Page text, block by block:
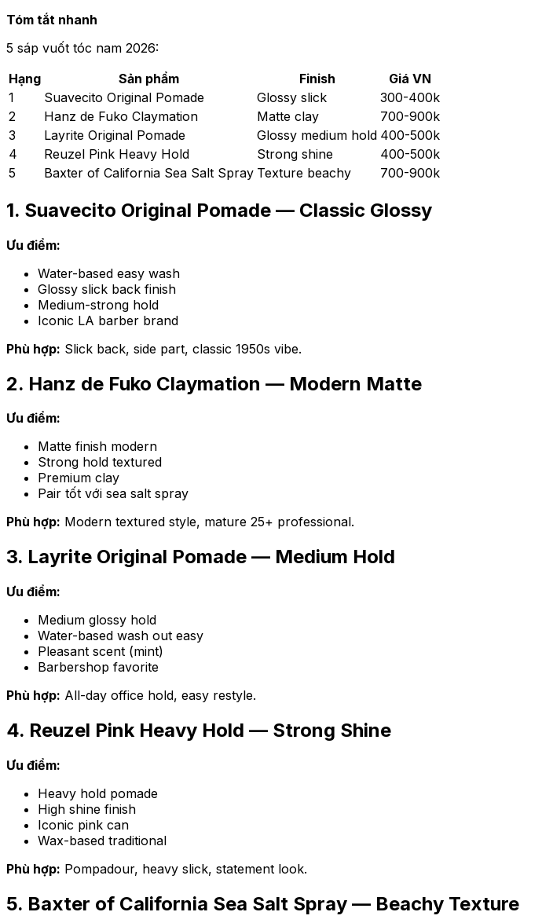
Tóm tắt nhanh
5 sáp vuốt tóc nam 2026:
Hạng
Sản phẩm Finish
Giá VN
1
Suavecito Original Pomade Glossy slick
300-400k
2
Hanz de Fuko Claymation Matte clay
700-900k
3
Layrite Original Pomade Glossy medium hold 400-500k
4
Reuzel Pink Heavy Hold Strong shine
400-500k
5
Baxter of California Sea Salt Spray Texture beachy 700-900k
1. Suavecito Original Pomade — Classic Glossy
Ưu điểm:
Water-based easy wash
Glossy slick back finish
Medium-strong hold
Iconic LA barber brand
Phù hợp: Slick back, side part, classic 1950s vibe.
2. Hanz de Fuko Claymation — Modern Matte
Ưu điểm:
Matte finish modern
Strong hold textured
Premium clay
Pair tốt với sea salt spray
Phù hợp: Modern textured style, mature 25+ professional.
3. Layrite Original Pomade — Medium Hold
Ưu điểm:
Medium glossy hold
Water-based wash out easy
Pleasant scent (mint)
Barbershop favorite
Phù hợp: All-day office hold, easy restyle.
4. Reuzel Pink Heavy Hold — Strong Shine
Ưu điểm:
Heavy hold pomade
High shine finish
Iconic pink can
Wax-based traditional
Phù hợp: Pompadour, heavy slick, statement look.
5. Baxter of California Sea Salt Spray — Beachy Texture